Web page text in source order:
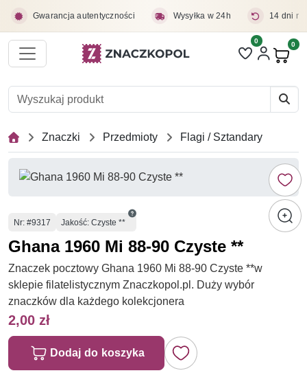
Gwarancja autentyczności Wysyłka w 24h 14 dni
Liczba pozycji
0 0
Znaczki Przedmioty Flagi / Sztandary
Numer
Nr: #9317 Jakość: Czyste **
Ghana 1960 Mi 88-90 Czyste **
Znaczek pocztowy Ghana 1960 Mi 88-90 Czyste **w
sklepie filatelistycznym Znaczkopol.pl. Duży wybór
znaczków dla każdego kolekcjonera
2,00 zł
Dodaj do koszyka